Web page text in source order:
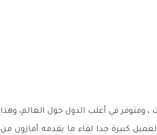
من خلال الإنترنت ، ومتوفر في أغلب الدول حول العالم، وهذا
كبيرة جدا لقاء ما يقدمه أمازون من